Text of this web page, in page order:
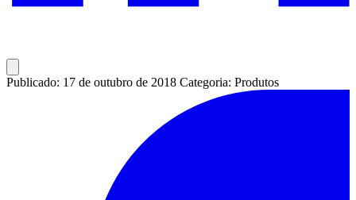
Publicado: 17 de outubro de 2018 Categoria: Produtos